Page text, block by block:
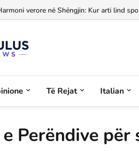
frika dhe dashuria...
Të Rejat Italian
Perëndive